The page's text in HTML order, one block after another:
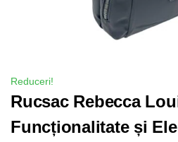
Reduceri!
Rucsac Rebecca
Funcționalitate și